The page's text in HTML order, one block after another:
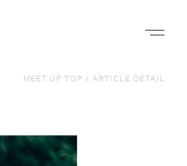
ナビゲ
MEET UP TOP / ARTICLE DETAIL